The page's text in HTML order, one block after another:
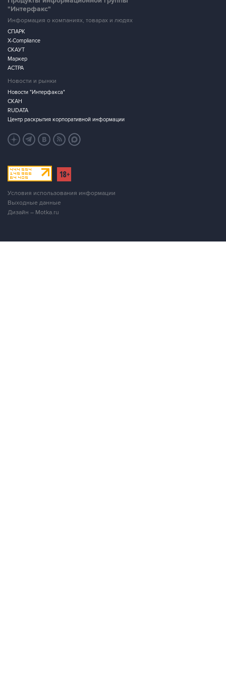
"Интерфакс"
Информация о компаниях, товарах и людях
СПАРК
X-Compliance
СКАУТ
Маркер
АСТРА
Новости и рынки
Новости "Интерфакса"
СКАН
RUDATA
Центр раскрытия корпоративной информации
Условия использования информации
Выходные данные
Дизайн – Motka.ru